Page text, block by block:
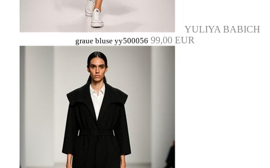
YULIYA BABICH
graue bluse yy500056 99,00 EUR